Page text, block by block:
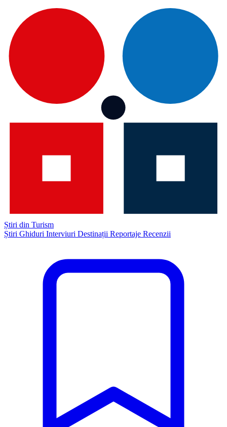
Știri din Turism
Știri Ghiduri Interviuri Destinații Reportaje Recenzii